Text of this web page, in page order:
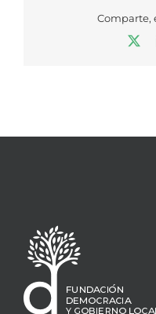
Comparte,